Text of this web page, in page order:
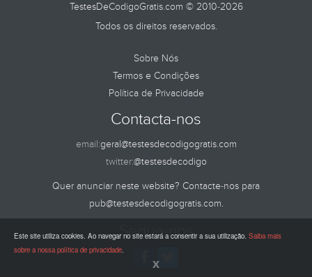
TestesDeCodigoGratis.com © 2010-2026
Todos os direitos reservados.
Sobre Nós
Termos e Condições
Política de Privacidade
Contacta-nos
email:geral@testesdecodigogratis.com
twitter:@testesdecodigo
Quer anunciar neste website? Contacte-nos para
pub@testesdecodigogratis.com.
Segue-nos
Este site utiliza cookies. Ao navegar no site estará a consentir a sua utilização. Saiba mais
sobre a nossa política de privacidade.
x